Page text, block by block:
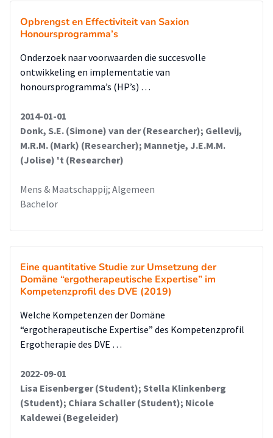
Opbrengst en Effectiviteit van Saxion
Honoursprogramma’s
Onderzoek naar voorwaarden die succesvolle
ontwikkeling en implementatie van
honoursprogramma’s (HP’s) …
2014-01-01
Donk, S.E. (Simone) van der (Researcher); Gellevij,
M.R.M. (Mark) (Researcher); Mannetje, J.E.M.M.
(Jolise) 't (Researcher)
Mens & Maatschappij; Algemeen
Bachelor
Eine quantitative Studie zur Umsetzung der
Domäne “ergotherapeutische Expertise” im
Kompetenzprofil des DVE (2019)
Welche Kompetenzen der Domäne
“ergotherapeutische Expertise” des Kompetenzprofil
Ergotherapie des DVE …
2022-09-01
Lisa Eisenberger (Student); Stella Klinkenberg
(Student); Chiara Schaller (Student); Nicole
Kaldewei (Begeleider)